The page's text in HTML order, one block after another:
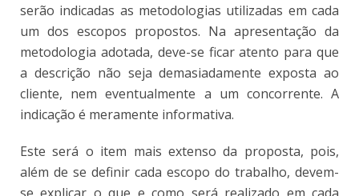
serão indicadas as metodologias utilizadas em cada
um dos escopos propostos. Na apresentação da
metodologia adotada, deve-se ficar atento para que
a descrição não seja demasiadamente exposta ao
cliente, nem eventualmente a um concorrente. A
indicação é meramente informativa.
Este será o item mais extenso da proposta, pois,
além de se definir cada escopo do trabalho, devem-